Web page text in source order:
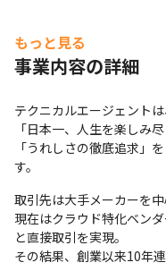
もっと見る
事業内容の詳細
テクニカルエージェントは
「日本一、人生を楽しみ
「うれしさの徹底追求」
す。
取引先は大手メーカーを
現在はクラウド特化ベン
と直接取引を実現。
その結果、創業以来10年